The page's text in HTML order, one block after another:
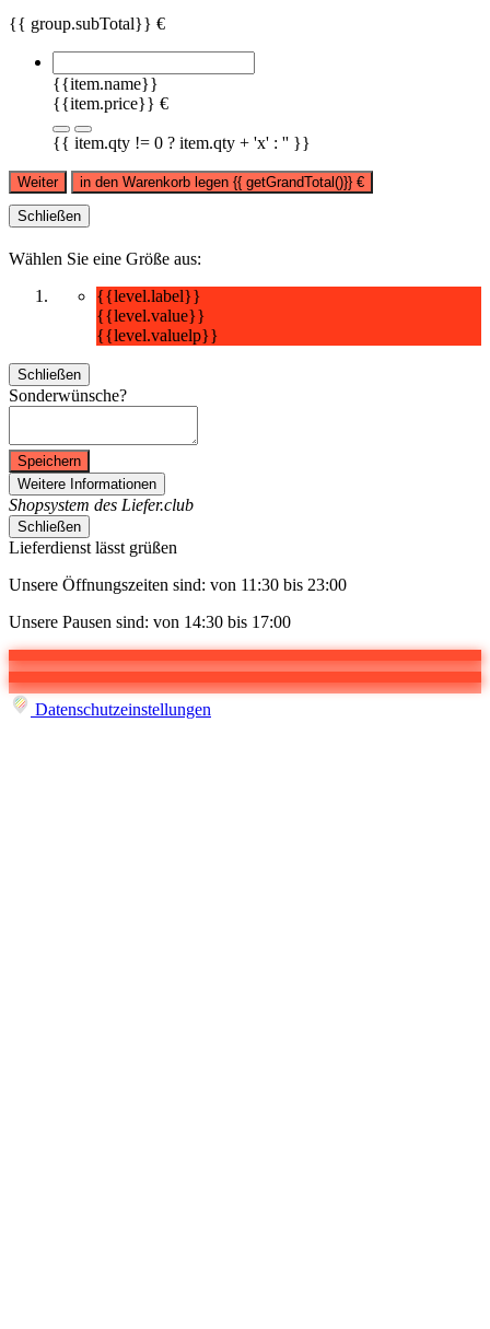
{{ group.subTotal}} €
{{item.name}}
{{item.price}} €
{{ item.qty != 0 ? item.qty + 'x' : '' }}
Weiter in den Warenkorb legen {{ getGrandTotal()}} €
Schließen
Wählen Sie eine Größe aus:
{{level.label}}
{{level.value}}
{{level.valuelp}}
Schließen
Sonderwünsche?
Speichern
Weitere Informationen
Shopsystem des Liefer.club
Schließen
Lieferdienst lässt grüßen
Unsere Öffnungszeiten sind: von 11:30 bis 23:00
Unsere Pausen sind: von 14:30 bis 17:00
Datenschutzeinstellungen